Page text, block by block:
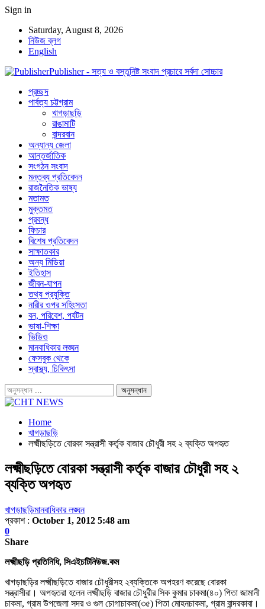
Sign in
Saturday, August 8, 2026
নিউজ ব্লগ
English
Publisher - সত্য ও বস্তুনিষ্ট সংবাদ প্রচারে সর্বদা সোচ্চার
প্রচ্ছদ
পার্বত্য চট্টগ্রাম
খাগড়াছড়ি
রাঙামাটি
বান্দরবান
অন্যান্য জেলা
আন্তর্জাতিক
সংগঠন সংবাদ
মন্তব্য প্রতিবেদন
রাজনৈতিক ভাষ্য
মতামত
মুক্তমত
প্রবন্ধ
ফিচার
বিশেষ প্রতিবেদন
সাক্ষাতকার
অন্য মিডিয়া
ইতিহাস
জীবন-যাপন
তথ্য প্রযুক্তি
নারীর ওপর সহিংসতা
বন, পরিবেশ, পর্যটন
ভাষা-শিক্ষা
ভিডিও
মানবাধিকার লঙ্ঘন
ফেসবুক থেকে
স্বাস্থ্য, চিকিৎসা
Home
খাগড়াছড়ি
লক্ষ্মীছড়িতে বোরকা সন্ত্রাসী কর্তৃক বাজার চৌধুরী সহ ২ ব্যক্তি অপহৃত
লক্ষ্মীছড়িতে বোরকা সন্ত্রাসী কর্তৃক বাজার চৌধুরী সহ ২
ব্যক্তি অপহৃত
খাগড়াছড়িমানবাধিকার লঙ্ঘন
প্রকাশ : October 1, 2012 5:48 am
0
Share
লক্ষ্মীছড়ি প্রতিনিধি, সিএইচটিনিউজ.কম
খাগড়াছড়ির লক্ষ্মীছড়িতে বাজার চৌধুরীসহ ২ব্যক্তিকে অপহরণ করেছে বোরকা
সন্ত্রাসীরা। অপহৃতরা হলেন লক্ষ্মীছড়ি বাজার চৌধুরীর সিক কুমার চাকমা(৪০) পিতা জামানী
চাকমা, গ্রাম উপজেলা সদর ও গুল চোগাচাকমা(৩৫) পিতা মোহনচাকমা, গ্রাম বান্দরকাবা।